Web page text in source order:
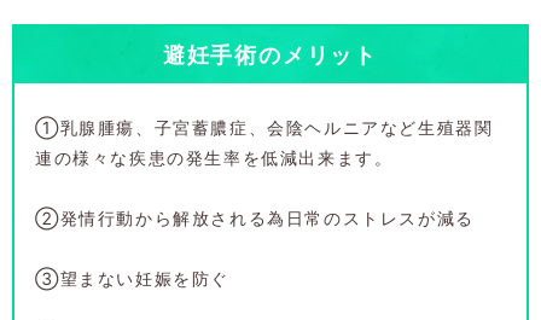
避妊手術のメリット
①乳腺腫瘍、子宮蓄膿症、会陰ヘルニアなど生殖器関
連の様々な疾患の発生率を低減出来ます。
②発情行動から解放される為日常のストレスが減る
③望まない妊娠を防ぐ